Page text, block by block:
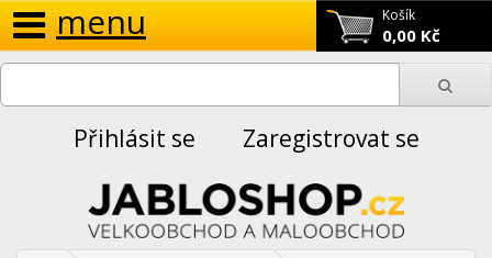
Košík
0,00 Kč
menu
Přihlásit se Zaregistrovat se